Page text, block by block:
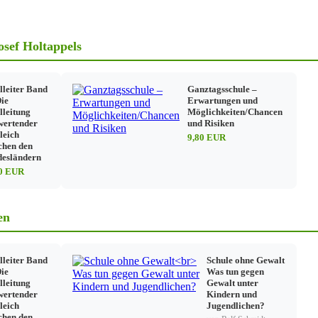
im Widerspruch
– Beispiele
von Schulleitern
und der Stichprobe
Holtappels
Band
den
EUR
Ganztagsschule –
Erwartungen und
Möglichkeiten/Chancen
und Risiken
9,80 EUR
Band
Schule ohne Gewalt
Was tun gegen
Gewalt unter
Kindern und
Jugendlichen?